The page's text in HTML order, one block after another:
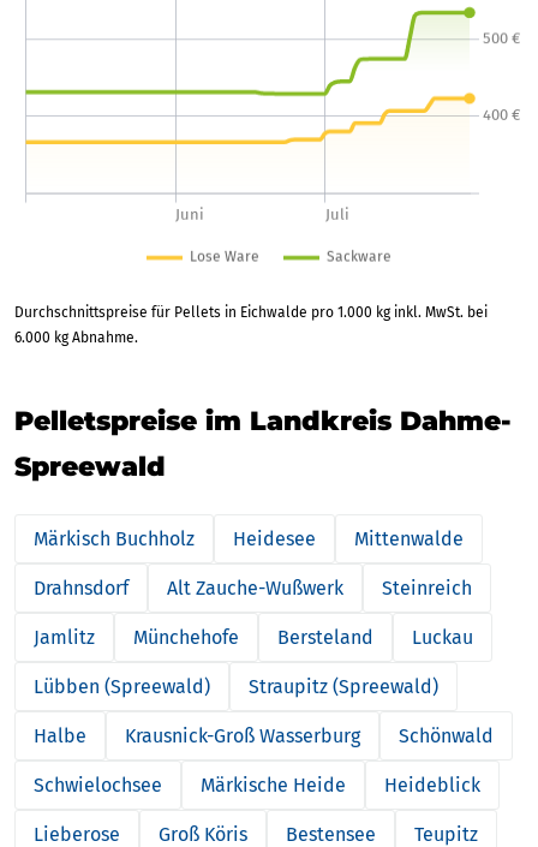
Durchschnittspreise für Pellets in Eichwalde pro 1.000 kg inkl. MwSt. bei
6.000 kg Abnahme.
Pelletspreise im Landkreis Dahme-
Spreewald
Märkisch Buchholz Heidesee Mittenwalde
Drahnsdorf Alt Zauche-Wußwerk Steinreich
Jamlitz Münchehofe Bersteland Luckau
Lübben (Spreewald) Straupitz (Spreewald)
Halbe Krausnick-Groß Wasserburg Schönwald
Schwielochsee Märkische Heide Heideblick
Lieberose Groß Köris Bestensee Teupitz